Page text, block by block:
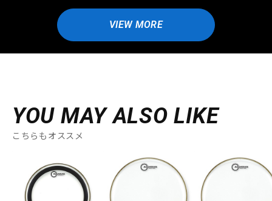
VIEW MORE
YOU MAY ALSO LIKE
こちらもオススメ